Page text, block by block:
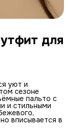
для
уют и
сезоне
пальто с
и стильными
вписывается в